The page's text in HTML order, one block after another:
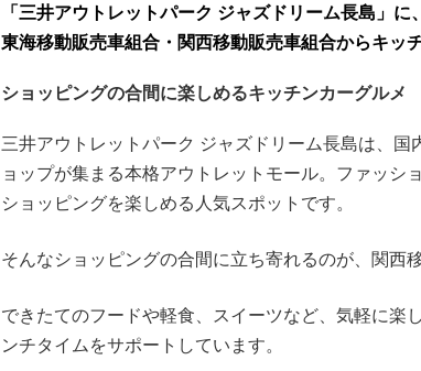
「三井アウトレットパーク ジャズドリーム長島」に、
東海移動販売車組合・関西移動販売車組合からキッ
ショッピングの合間に楽しめるキッチンカーグルメ
三井アウトレットパーク ジャズドリーム長島は、
ョップが集まる本格アウトレットモール。ファッシ
ショッピングを楽しめる人気スポットです。
そんなショッピングの合間に立ち寄れるのが、関西
できたてのフードや軽食、スイーツなど、気軽に楽
ンチタイムをサポートしています。